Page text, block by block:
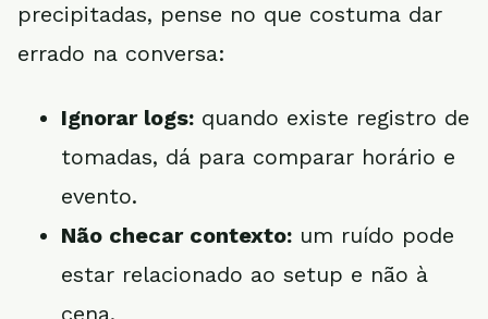
precipitadas, pense no que costuma dar
errado na conversa:
Ignorar logs: quando existe registro de
tomadas, dá para comparar horário e
evento.
Não checar contexto: um ruído pode
estar relacionado ao setup e não à